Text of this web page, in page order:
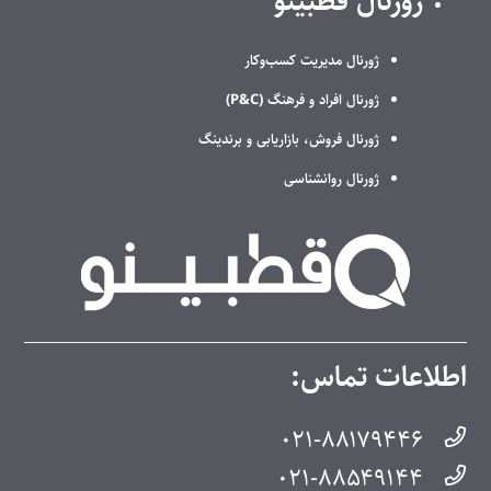
ژورنال مدیریت کسب‌وکار
ژورنال افراد و فرهنگ (P&C)
ژورنال فروش، بازاریابی و برندینگ
ژورنال روانشناسی
اطلاعات تماس:
۰۲۱-۸۸۱۷۹۴۴۶
۰۲۱-۸۸۵۴۹۱۴۴